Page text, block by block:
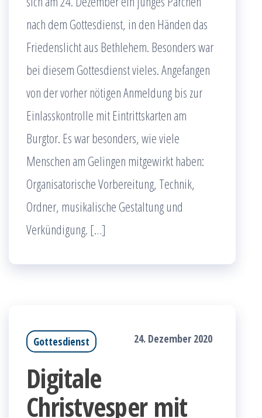
nach dem Gottesdienst, in den Händen das
Friedenslicht aus Bethlehem. Besonders war
bei diesem Gottesdienst vieles. Angefangen
von der vorher nötigen Anmeldung bis zur
Einlasskontrolle mit Eintrittskarten am
Burgtor. Es war besonders, wie viele
Menschen am Gelingen mitgewirkt haben:
Organisatorische Vorbereitung, Technik,
Ordner, musikalische Gestaltung und
Verkündigung. […]
Gottesdienst 24. Dezember 2020
Digitale
Christvesper mit